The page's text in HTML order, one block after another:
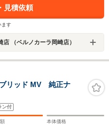
見積依頼
ます
（ベルノカーラ岡崎店）
リッド MV 純正ナ
ン付
本体価格